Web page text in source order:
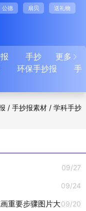
公德 扇贝 送礼物
更多 
手抄
环保手抄报
手
/手抄报素材 /学科手抄
09/27
09/24
09/20
重要步骤图片大